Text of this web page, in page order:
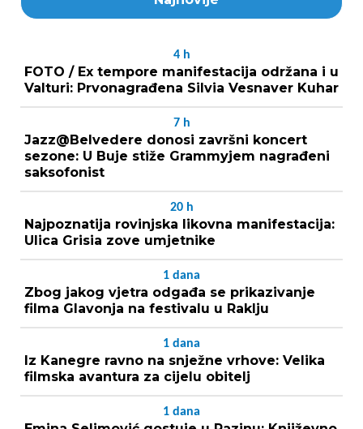
4 h
FOTO / Ex tempore manifestacija održana i u
Valturi: Prvonagrađena Silvia Vesnaver Kuhar
7 h
Jazz@Belvedere donosi završni koncert
sezone: U Buje stiže Grammyjem nagrađeni
saksofonist
20 h
Najpoznatija rovinjska likovna manifestacija:
Ulica Grisia zove umjetnike
1 dana
Zbog jakog vjetra odgađa se prikazivanje
filma Glavonja na festivalu u Raklju
1 dana
Iz Kanegre ravno na snježne vrhove: Velika
filmska avantura za cijelu obitelj
1 dana